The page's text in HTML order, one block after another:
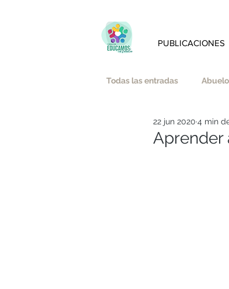
PUBLICACIONES
Todas las entradas
Amistad Amor
Aprender
22 jun 2020 4 min